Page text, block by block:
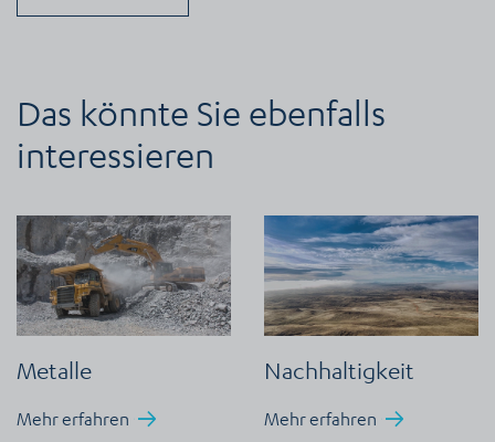
Das könnte Sie ebenfalls
interessieren
Metalle
Mehr erfahren
Nachhaltigkeit
Mehr erfahren